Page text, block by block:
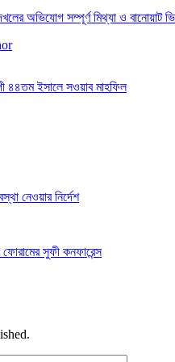
অভিযোগ সম্পূর্ণ মিথ্যা ও বানোয়াট
৪৪তম ইসালে সওয়াব মাহফিল
নেওয়ার নির্দেশ
ফোরামের সুফী কনফারেন্স